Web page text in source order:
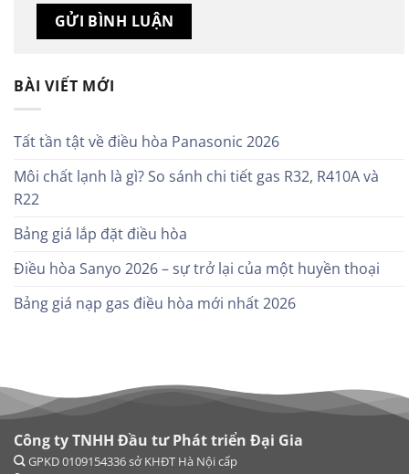
BÀI VIẾT MỚI
Tất tần tật về điều hòa Panasonic 2026
Môi chất lạnh là gì? So sánh chi tiết gas R32, R410A và
R22
Bảng giá lắp đặt điều hòa
Điều hòa Sanyo 2026 – sự trở lại của một huyền thoại
Bảng giá nạp gas điều hòa mới nhất 2026
Công ty TNHH Đầu tư Phát triển Đại Gia